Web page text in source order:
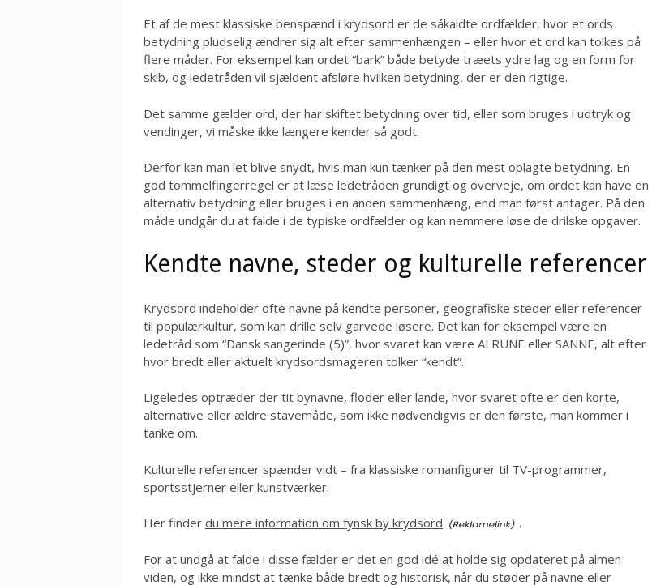
Et af de mest klassiske benspænd i krydsord er de såkaldte ordfælder, hvor et ords
betydning pludselig ændrer sig alt efter sammenhængen – eller hvor et ord kan tolkes på
flere måder. For eksempel kan ordet “bark” både betyde træets ydre lag og en form for
skib, og ledetråden vil sjældent afsløre hvilken betydning, der er den rigtige.
Det samme gælder ord, der har skiftet betydning over tid, eller som bruges i udtryk og
vendinger, vi måske ikke længere kender så godt.
Derfor kan man let blive snydt, hvis man kun tænker på den mest oplagte betydning. En
god tommelfingerregel er at læse ledetråden grundigt og overveje, om ordet kan have en
alternativ betydning eller bruges i en anden sammenhæng, end man først antager. På den
måde undgår du at falde i de typiske ordfælder og kan nemmere løse de drilske opgaver.
Kendte navne, steder og kulturelle referencer
Krydsord indeholder ofte navne på kendte personer, geografiske steder eller referencer
til populærkultur, som kan drille selv garvede løsere. Det kan for eksempel være en
ledetråd som “Dansk sangerinde (5)”, hvor svaret kan være ALRUNE eller SANNE, alt efter
hvor bredt eller aktuelt krydsordsmageren tolker “kendt”.
Ligeledes optræder der tit bynavne, floder eller lande, hvor svaret ofte er den korte,
alternative eller ældre stavemåde, som ikke nødvendigvis er den første, man kommer i
tanke om.
Kulturelle referencer spænder vidt – fra klassiske romanfigurer til TV-programmer,
sportsstjerner eller kunstværker.
Her finder du mere information om fynsk by krydsord .
For at undgå at falde i disse fælder er det en god idé at holde sig opdateret på almen
viden, og ikke mindst at tænke både bredt og historisk, når du støder på navne eller